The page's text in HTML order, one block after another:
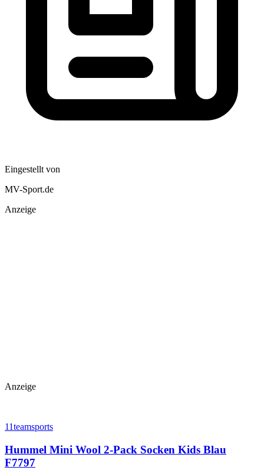
Eingestellt von
MV-Sport.de
Anzeige
Anzeige
11teamsports
Hummel Mini Wool 2-Pack Socken Kids Blau
F7797